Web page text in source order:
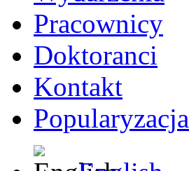
Pracownicy
Doktoranci
Kontakt
Popularyzacja